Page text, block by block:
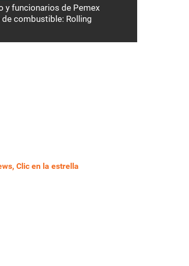
y funcionarios de Pemex
combustible: Rolling
Clic en la estrella